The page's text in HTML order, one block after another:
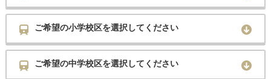
ご希望の小学校区を選択してください
ご希望の中学校区を選択してください